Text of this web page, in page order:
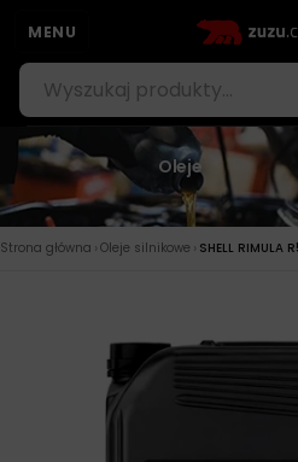
MENU
Oleje
Strona główna › Oleje silnikowe › SHELL RIMULA